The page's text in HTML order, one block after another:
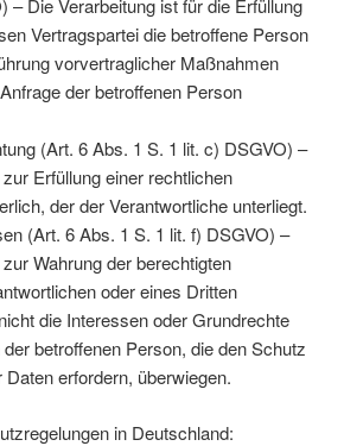
– Die Verarbeitung ist für die Erfüllung
Vertragspartei die betroffene Person
vorvertraglicher Maßnahmen
der betroffenen Person
(Art. 6 Abs. 1 S. 1 lit. c) DSGVO) –
Erfüllung einer rechtlichen
der der Verantwortliche unterliegt.
(Art. 6 Abs. 1 S. 1 lit. f) DSGVO) –
Wahrung der berechtigten
oder eines Dritten
die Interessen oder Grundrechte
betroffenen Person, die den Schutz
erfordern, überwiegen.
in Deutschland: